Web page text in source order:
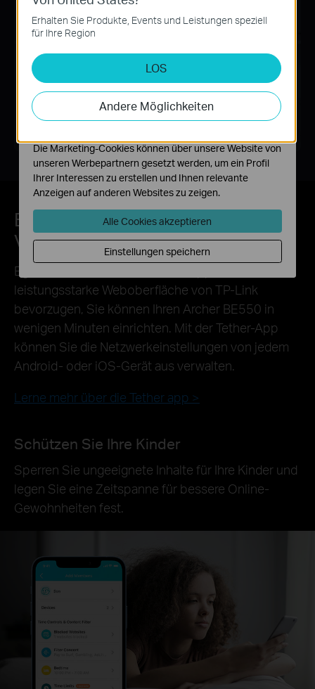
Einfache Einrichtung und
Verwendung
Egal, ob Sie die intuitive Tether-App oder die
leistungsstarke Weboberfläche von TP-Link
bevorzugen, Sie können Ihren Archer BE550 in
wenigen Minuten einrichten. Mit der Tether-App
können Sie die Netzwerkeinstellungen von jedem
Android- oder iOS-Gerät aus verwalten.
Lerne mehr über die Tether app >
Schützen Sie Ihre Kinder
Sperren Sie ungeeignete Inhalte für Ihre Kinder und
legen Sie eine Zeitspanne für bessere Online-
Gewohnheiten fest.
Erhalten Sie Produkte, Events und Leistungen speziell
für Ihre Region
LOS
Andere Möglichkeiten
Diese Cookies sind zur Funktion der Website
erforderlich und können in Ihren Systemen nicht
Analyse- und Marketing-Cookies
Analyse-Cookies ermöglichen es uns, Ihre Aktivitäten
auf unserer Website zu analysieren, um die
Funktionsweise unserer Website zu verbessern und
Die Marketing-Cookies können über unsere Website von
unseren Werbepartnern gesetzt werden, um ein Profil
Ihrer Interessen zu erstellen und Ihnen relevante
Anzeigen auf anderen Websites zu zeigen.
Alle Cookies akzeptieren
Einstellungen speichern